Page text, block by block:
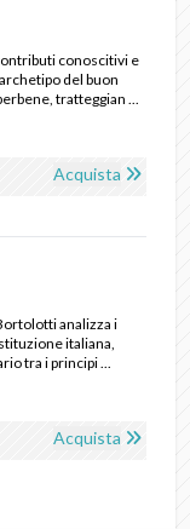
conoscitivi e
del buon
tratteggian ...
Acquista
analizza i
italiana,
tra i principi ...
Acquista